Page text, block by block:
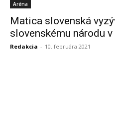
Aréna
Matica slovenská
slovenskému národu
Redakcia - 10. februára 2021